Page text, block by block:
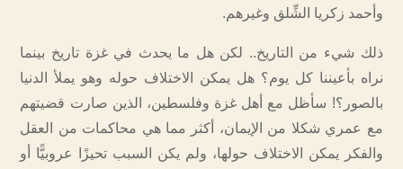
وأحمد زكريا الشِّلق وغيرهم.
ذلك شيء من التاريخ.. لكن هل ما يحدث في غزة تاريخ بينما
نراه بأعيننا كل يوم؟ هل يمكن الاختلاف حوله وهو يملأ الدنيا
بالصور؟! سأظل مع أهل غزة وفلسطين، الذين صارت قضيتهم
مع عمري شكلا من الإيمان، أكثر مما هي محاكمات من العقل
والفكر يمكن الاختلاف حولها، ولم يكن السبب تحيزًا عروبيًّا أو